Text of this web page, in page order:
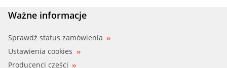
Ważne informacje
Sprawdź status zamówienia
Ustawienia cookies
Producenci części